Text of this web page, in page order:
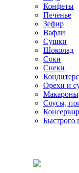
Конфеты
Печенье
Зефир
Вафли
Сушки
Шоколад
Соки
Снеки
Орехи и
Соусы,
Быстрого